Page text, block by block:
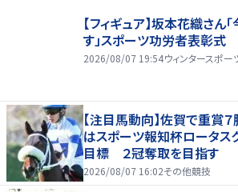
【フィギュア】坂本花織さん
す」スポーツ功労者表彰
2026/08/07 19:54ウィンタースポー
【注目馬動向】佐賀で重賞
はスポーツ報知杯ロータス
目標 ２冠奪取を目指す
2026/08/07 16:02その他競技